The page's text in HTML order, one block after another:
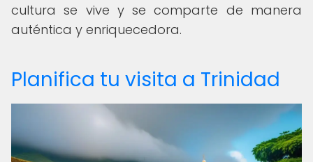
cultura se vive y se comparte de manera
auténtica y enriquecedora.
Planifica tu visita a Trinidad